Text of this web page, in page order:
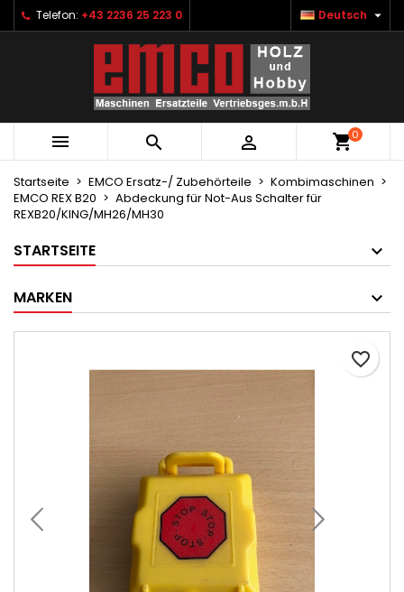
Telefon: +43 2236 25 223 0 Deutsch 
   0
Startseite EMCO Ersatz-/ Zubehörteile
Kombimaschinen
EMCO REX B20
Abdeckung für Not-Aus Schalter für
REXB20/KING/MH26/MH30
STARTSEITE
MARKEN
favorite_border
Ihre Wunschlisten ×
Neue Liste anlegen
Wunschliste erstellen ×
Name der Wunschliste
Abbrechen Wunschliste erstellen
Anmelden ×
Sie müssen angemeldet sein, um Artikel Ihrer
Wunschliste hinzufügen zu können.
Abbrechen Anmelden